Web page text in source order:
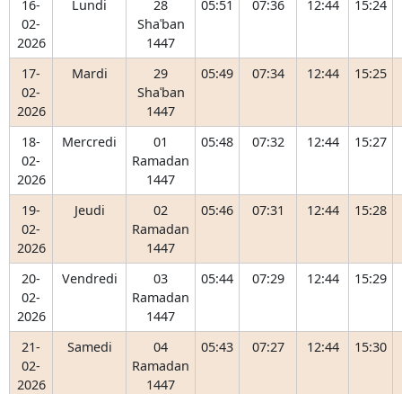
16-
02-
2026
Lundi
28
Shaʿban
1447
05:51 07:36 12:44 15:24
17-
02-
2026
Mardi
29
Shaʿban
1447
05:49 07:34 12:44 15:25
18-
02-
2026
Mercredi
01
Ramadan
1447
05:48 07:32 12:44 15:27
19-
02-
2026
Jeudi
02
Ramadan
1447
05:46 07:31 12:44 15:28
20-
02-
2026
Vendredi
03
Ramadan
1447
05:44 07:29 12:44 15:29
21-
02-
2026
Samedi
04
Ramadan
1447
05:43 07:27 12:44 15:30